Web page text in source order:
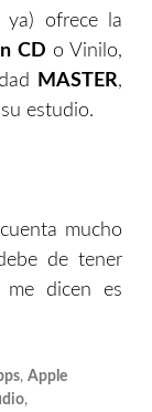
ya) ofrece la
CD o Vinilo,
MASTER,
estudio.
mucho
de tener
me dicen es
, Apple
,